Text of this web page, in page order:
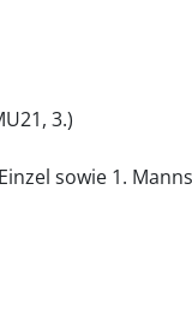
3.)
sowie 1.